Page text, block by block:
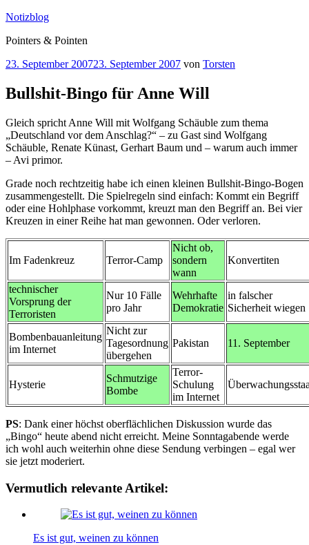
Zum
springen
Notizblog
Pointers & Pointen
Veröffentlicht
23. September 200723. September 2007 von Torsten
Bullshit-Bingo für Anne Will
Gleich spricht Anne Will mit Wolfgang Schäuble zum thema
„Deutschland vor dem Anschlag?“ – zu Gast sind Wolfgang
Schäuble, Renate Künast, Gerhart Baum und – warum auch immer
– Avi primor.
Grade noch rechtzeitig habe ich einen kleinen Bullshit-Bingo-Bogen
zusammengestellt. Die Spielregeln sind einfach: Kommt ein Begriff
oder eine Hohlphase vorkommt, kreuzt man den Begriff an. Bei vier
Kreuzen in einer Reihe hat man gewonnen. Oder verloren.
Im Fadenkreuz Terror-Camp
Nicht ob,
sondern
wann
Konvertiten
technischer
Vorsprung der
Terroristen
Nur 10 Fälle
pro Jahr
Wehrhafte
Demokratie
in falscher
Sicherheit wiegen
Bombenbauanleitung
im Internet
Nicht zur
Tagesordnung
übergehen
Pakistan 11. September
Hysterie
Schmutzige
Bombe
Terror-
Schulung
im Internet
PS: Dank einer höchst oberflächlichen Diskussion wurde das
„Bingo“ heute abend nicht erreicht. Meine Sonntagabende werde
ich wohl auch weiterhin ohne diese Sendung verbingen – egal wer
sie jetzt moderiert.
Vermutlich relevante Artikel:
Es ist gut, weinen zu können